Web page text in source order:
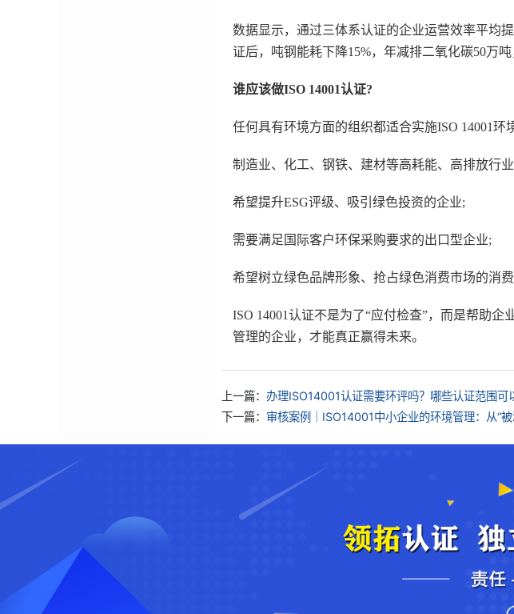
数据显示，通过三体系认证的企业运营效率平均
证后，吨钢能耗下降15%，年减排二氧化碳50万
谁应该做ISO 14001认证?
任何具有环境方面的组织都适合实施ISO 14001环
制造业、化工、钢铁、建材等高耗能、高排放行
希望提升ESG评级、吸引绿色投资的企业;
需要满足国际客户环保采购要求的出口型企业;
希望树立绿色品牌形象、抢占绿色消费市场的消费
ISO 14001认证不是为了“应付检查”，而是帮助
管理的企业，才能真正赢得未来。
上一篇： 办理ISO14001认证需要环评吗？哪些认证范围可
下一篇： 审核案例｜ISO14001中小企业的环境管理：从“被